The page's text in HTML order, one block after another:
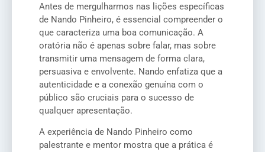
Antes de mergulharmos nas lições específicas
de Nando Pinheiro, é essencial compreender o
que caracteriza uma boa comunicação. A
oratória não é apenas sobre falar, mas sobre
transmitir uma mensagem de forma clara,
persuasiva e envolvente. Nando enfatiza que a
autenticidade e a conexão genuína com o
público são cruciais para o sucesso de
qualquer apresentação.
A experiência de Nando Pinheiro como
palestrante e mentor mostra que a prática é